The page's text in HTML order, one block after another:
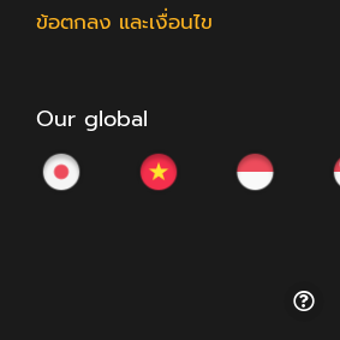
ข้อตกลง และเงื่อนไข
Our global